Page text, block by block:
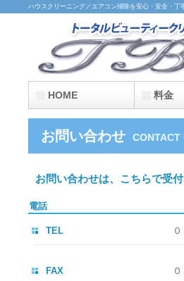
ハウスクリーニング／エアコン掃除を安心・安全・
お問い合わせ CONTACT
お問い合わせは、こちらで受付
電話
TEL
FAX
HOME 料金